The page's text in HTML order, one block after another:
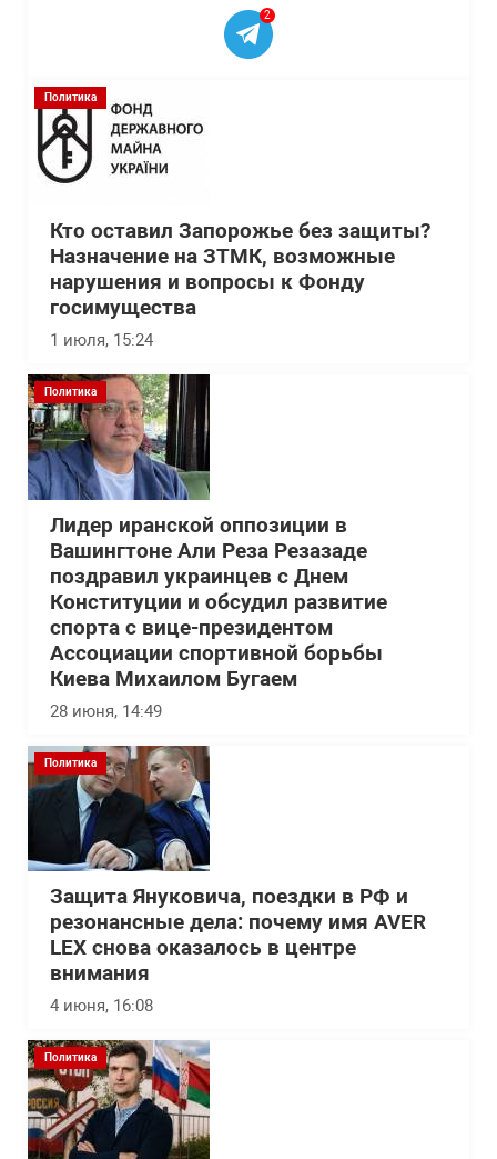
2
Политика
Кто оставил Запорожье без защиты?
Назначение на ЗТМК, возможные
нарушения и вопросы к Фонду
госимущества
1 июля, 15:24
Политика
Лидер иранской оппозиции в
Вашингтоне Али Реза Резазаде
поздравил украинцев с Днем
Конституции и обсудил развитие
спорта с вице-президентом
Ассоциации спортивной борьбы
Киева Михаилом Бугаем
28 июня, 14:49
Политика
Защита Януковича, поездки в РФ и
резонансные дела: почему имя AVER
LEX снова оказалось в центре
внимания
4 июня, 16:08
Политика